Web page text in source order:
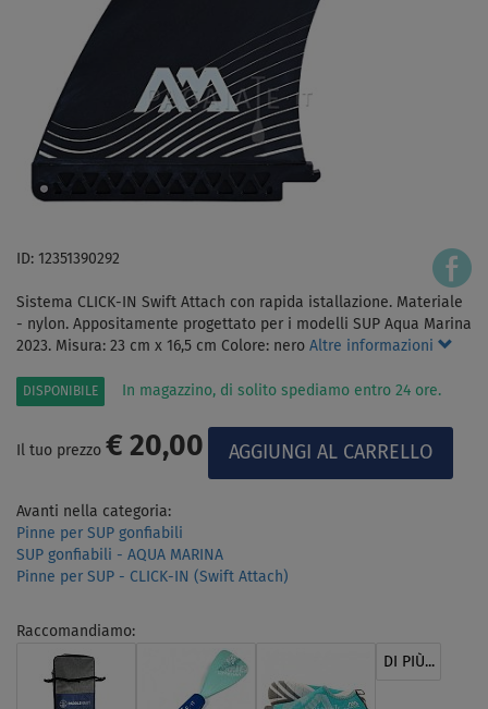
ID: 12351390292
Sistema CLICK-IN Swift Attach con rapida istallazione. Materiale
- nylon. Appositamente progettato per i modelli SUP Aqua Marina
2023. Misura: 23 cm x 16,5 cm Colore: nero Altre informazioni
DISPONIBILE In magazzino, di solito spediamo entro 24 ore.
Il tuo prezzo € 20,00
Avanti nella categoria:
Pinne per SUP gonfiabili
SUP gonfiabili - AQUA MARINA
Pinne per SUP - CLICK-IN (Swift Attach)
Raccomandiamo:
DI PIÙ...